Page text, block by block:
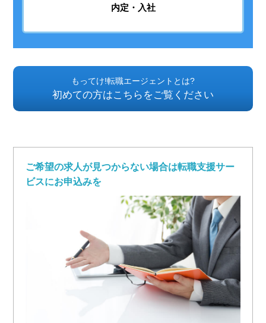
内定・入社
もってけ!転職エージェントとは?
初めての方はこちらをご覧ください
ご希望の求人が見つからない場合は転職支援サー
ビスにお申込みを